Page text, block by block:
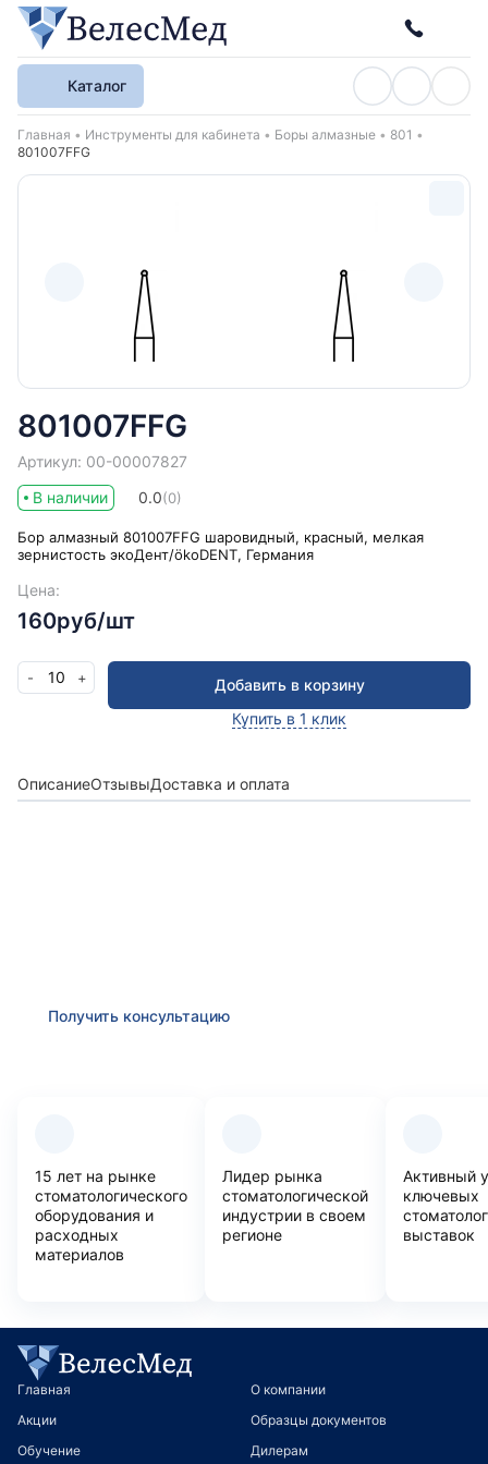
Каталог
Хлебные крошки
Главная Инструменты для кабинета Боры алмазные
801
801007FFG
801007FFG
Артикул: 00-00007827
В наличии
0.0(0)
Бор алмазный 801007FFG шаровидный, красный, мелкая
зернистость экоДент/ökoDENT, Германия
Цена:
160руб/шт
- 10 +
Добавить в корзину
Купить в 1 клик
ОписаниеОтзывыДоставка и оплата
Получить консультацию
15 лет на рынке
стоматологического
оборудования и
расходных
материалов
Лидер рынка
стоматологической
индустрии в своем
регионе
Активный
ключевых
выставок
Главная
О компании
Акции
Образцы документов
Обучение
Дилерам